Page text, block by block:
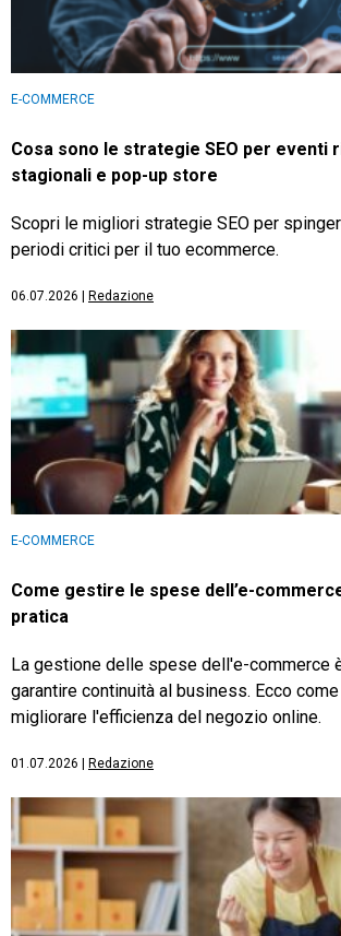
E-COMMERCE
Cosa sono le strategie SEO per eventi
stagionali e pop-up store
Scopri le migliori strategie SEO per
periodi critici per il tuo ecommerce.
06.07.2026 Redazione
E-COMMERCE
Come gestire le spese dell’e-
pratica
La gestione delle spese dell'e-commerce
garantire continuità al business. Ecco
migliorare l'efficienza del negozio online.
01.07.2026 Redazione